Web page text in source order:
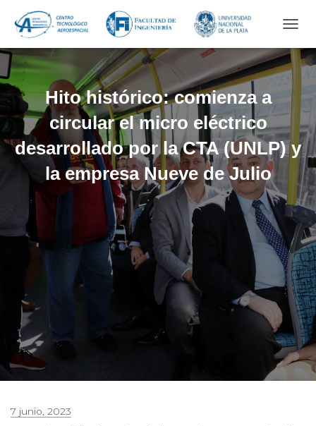
Hito histórico: comienza a
circular el micro eléctrico
desarrollado por la CTA (UNLP) y
la empresa Nueve de Julio
7 junio, 2023